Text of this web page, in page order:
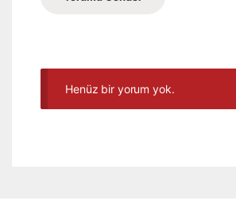
Henüz bir yorum yok.